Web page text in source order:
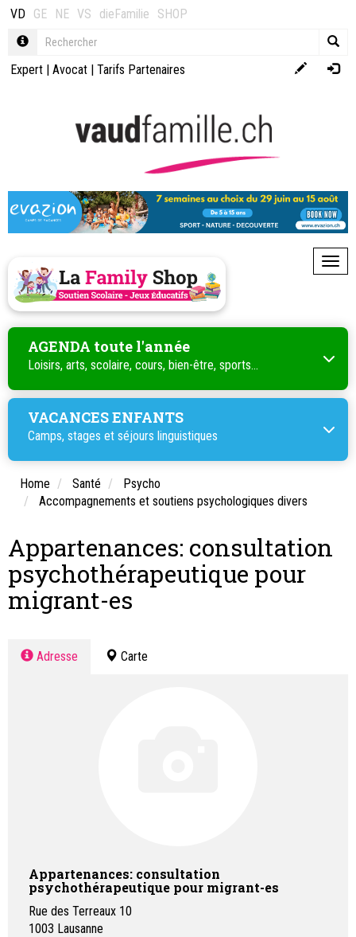
VD GE NE VS dieFamilie SHOP
Expert | Avocat | Tarifs Partenaires
AGENDA toute l'année
Loisirs, arts, scolaire, cours, bien-être, sports...
VACANCES ENFANTS
Camps, stages et séjours linguistiques
Home Santé
Psycho
Accompagnements et soutiens psychologiques divers
Appartenances: consultation
psychothérapeutique pour
migrant-es
Adresse Carte
Appartenances: consultation
psychothérapeutique pour migrant-es
Rue des Terreaux 10
1003 Lausanne